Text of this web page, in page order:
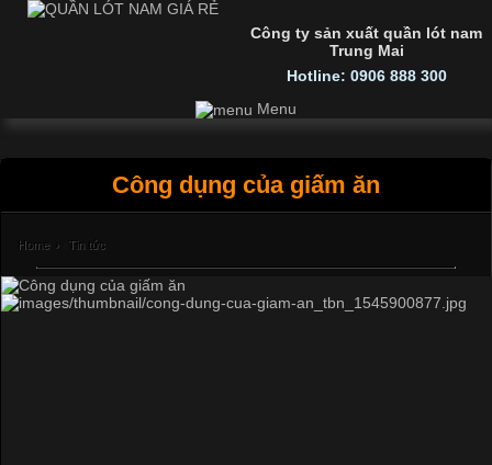
Công ty sản xuất quần lót nam
Trung Mai
Hotline: 0906 888 300
Menu
Công dụng của giấm ăn
Home › Tin tức